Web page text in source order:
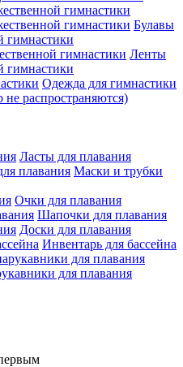
гимнастики
Булавы
гимнастики
Ленты
гимнастики
Одежда для гимнастики
распространяются)
Ласты для плавания
Маски и трубки
Очки для плавания
Шапочки для плавания
Доски для плавания
Инвентарь для бассейна
для плавания